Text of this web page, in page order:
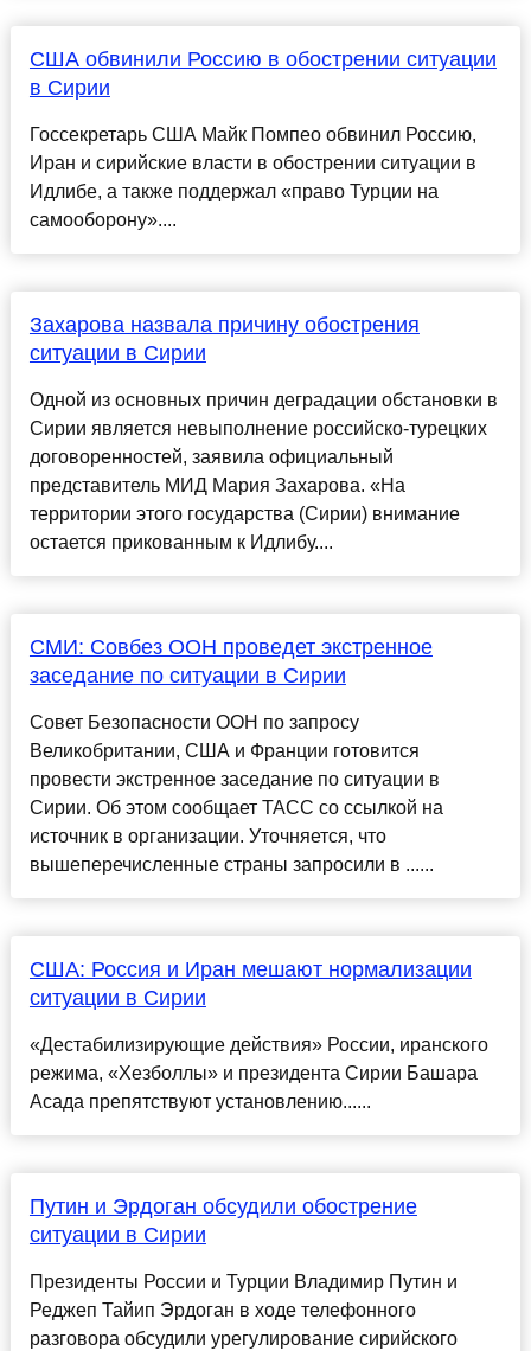
США обвинили Россию в обострении ситуации
в Сирии
Госсекретарь США Майк Помпео обвинил Россию,
Иран и сирийские власти в обострении ситуации в
Идлибе, а также поддержал «право Турции на
самооборону»....
Захарова назвала причину обострения
ситуации в Сирии
Одной из основных причин деградации обстановки в
Сирии является невыполнение российско-турецких
договоренностей, заявила официальный
представитель МИД Мария Захарова. «На
территории этого государства (Сирии) внимание
остается прикованным к Идлибу....
СМИ: Совбез ООН проведет экстренное
заседание по ситуации в Сирии
Совет Безопасности ООН по запросу
Великобритании, США и Франции готовится
провести экстренное заседание по ситуации в
Сирии. Об этом сообщает ТАСС со ссылкой на
источник в организации. Уточняется, что
вышеперечисленные страны запросили в ......
США: Россия и Иран мешают нормализации
ситуации в Сирии
«Дестабилизирующие действия» России, иранского
режима, «Хезболлы» и президента Сирии Башара
Асада препятствуют установлению......
Путин и Эрдоган обсудили обострение
ситуации в Сирии
Президенты России и Турции Владимир Путин и
Реджеп Тайип Эрдоган в ходе телефонного
разговора обсудили урегулирование сирийского